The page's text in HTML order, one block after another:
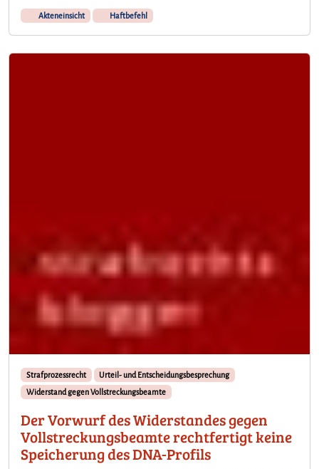
Akteneinsicht Haftbefehl
Strafprozessrecht
Urteil- und Entscheidungsbesprechung
Widerstand gegen Vollstreckungsbeamte
Der Vorwurf des Widerstandes gegen
Vollstreckungsbeamte rechtfertigt keine
Speicherung des DNA-Profils